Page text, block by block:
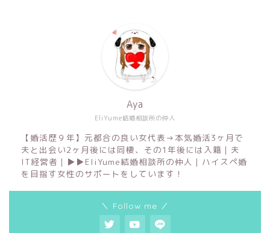
EliYume結婚相談所の仲人
Aya
【婚活歴９年】元都合の良い女代表→本気婚活3ヶ月で
夫と出会い2ヶ月後には同棲、その1年後には入籍｜夫
IT経営者｜▶︎▶︎EliYume結婚相談所の仲人｜ハイスペ婚
を目指す女性のサポートをしています！
＼ Follow me ／